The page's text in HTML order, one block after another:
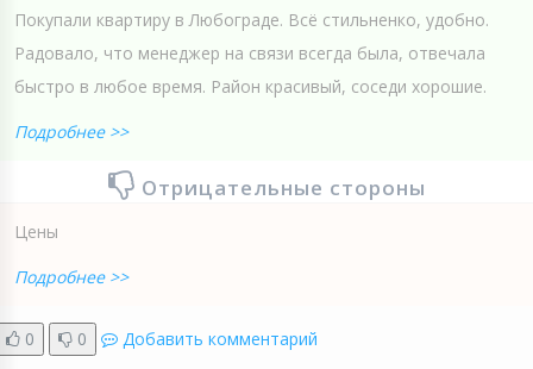
Покупали квартиру в Любограде. Всё стильненко, удобно.
Радовало, что менеджер на связи всегда была, отвечала
быстро в любое время. Район красивый, соседи хорошие.
Подробнее >>
Отрицательные стороны
Цены
Подробнее >>
0 0 Добавить комментарий